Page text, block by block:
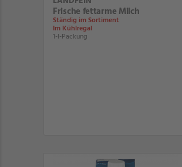
Frische fettarme Milch
Ständig im Sortiment
Im Kühlregal
1-l-Packung